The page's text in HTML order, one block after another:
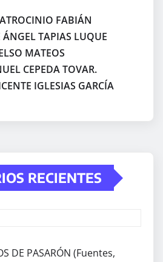
FABIÁN
ÁNGEL TAPIAS LUQUE
MATEOS
CEPEDA TOVAR.
IGLESIAS GARCÍA
RECIENTES
DE PASARÓN (Fuentes,